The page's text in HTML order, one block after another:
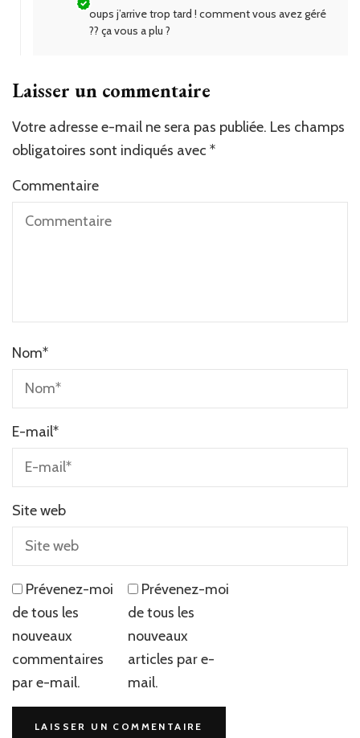
oups j’arrive trop tard ! comment vous avez géré
?? ça vous a plu ?
Laisser un commentaire
Votre adresse e-mail ne sera pas publiée. Les champs
obligatoires sont indiqués avec *
Commentaire
Nom*
E-mail*
Site web
Prévenez-moi
de tous les
nouveaux
commentaires
par e-mail.
Prévenez-moi
de tous les
nouveaux
articles par e-
mail.